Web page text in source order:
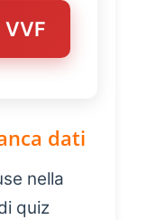
VVF
dati
nella
quiz